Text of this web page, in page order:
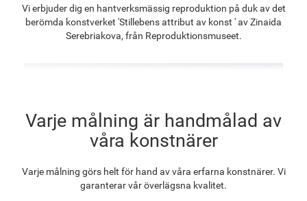
1 269.16kr 985.77kr 1 421.12kr 1 279.25kr
Vi erbjuder dig en hantverksmässig reproduktion på duk av det
berömda konstverket 'Stillebens attribut av konst ' av Zinaida
Serebriakova, från Reproduktionsmuseet.
Varje målning är handmålad av
våra konstnärer
Varje målning görs helt för hand av våra erfarna konstnärer. Vi
garanterar vår överlägsna kvalitet.